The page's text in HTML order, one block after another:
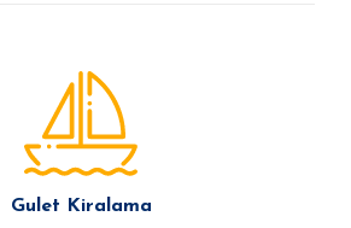
Gulet Kiralama